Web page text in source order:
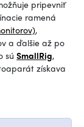
pripevniť
ramená
,
a ďalšie až po
sú SmallRig,
získava